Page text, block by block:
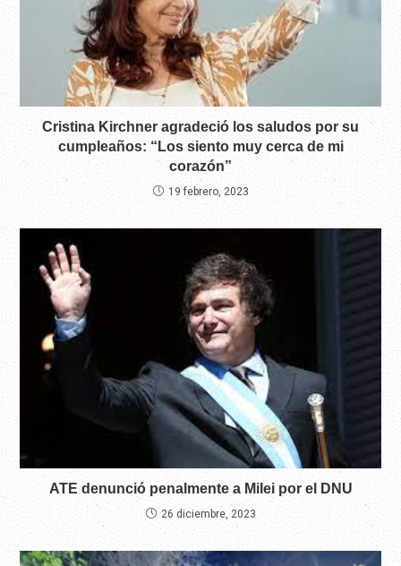
Cristina Kirchner agradeció los saludos por su
cumpleaños: “Los siento muy cerca de mi
corazón”
19 febrero, 2023
ATE denunció penalmente a Milei por el DNU
26 diciembre, 2023